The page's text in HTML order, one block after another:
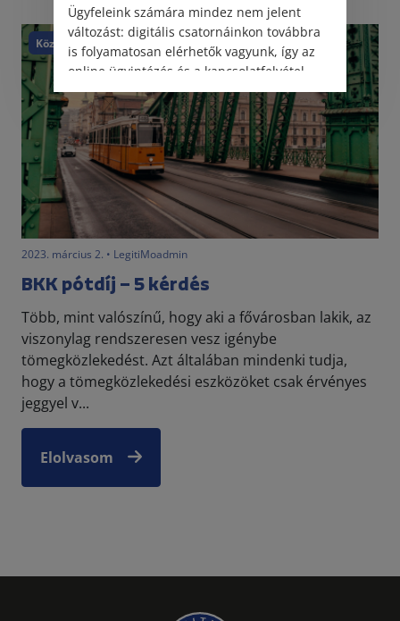
Közlekedés
2023. március 2. • LegitiMoadmin
BKK pótdíj – 5 kérdés
Több, mint valószínű, hogy aki a fővárosban lakik, az
viszonylag rendszeresen vesz igénybe
tömegközlekedést. Azt általában mindenki tudja,
hogy a tömegközlekedési eszközöket csak érvényes
jeggyel v...
Elolvasom
Ügyfeleink számára mindez nem jelent
változást: digitális csatornáinkon továbbra
is folyamatosan elérhetők vagyunk, így az
online ügyintézés és a kapcsolatfelvétel
változatlanul biztosított.